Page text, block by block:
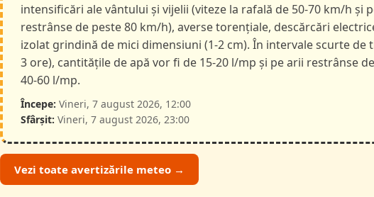
intensificări ale vântului și vijelii (viteze la rafală de 50-70 km/h și
restrânse de peste 80 km/h), averse torențiale, descărcări
izolat grindină de mici dimensiuni (1-2 cm). În intervale scurte de
3 ore), cantitățile de apă vor fi de 15-20 l/mp și pe arii restrânse
40-60 l/mp.
Începe: Vineri, 7 august 2026, 12:00
Sfârșit: Vineri, 7 august 2026, 23:00
Vezi toate avertizările meteo →